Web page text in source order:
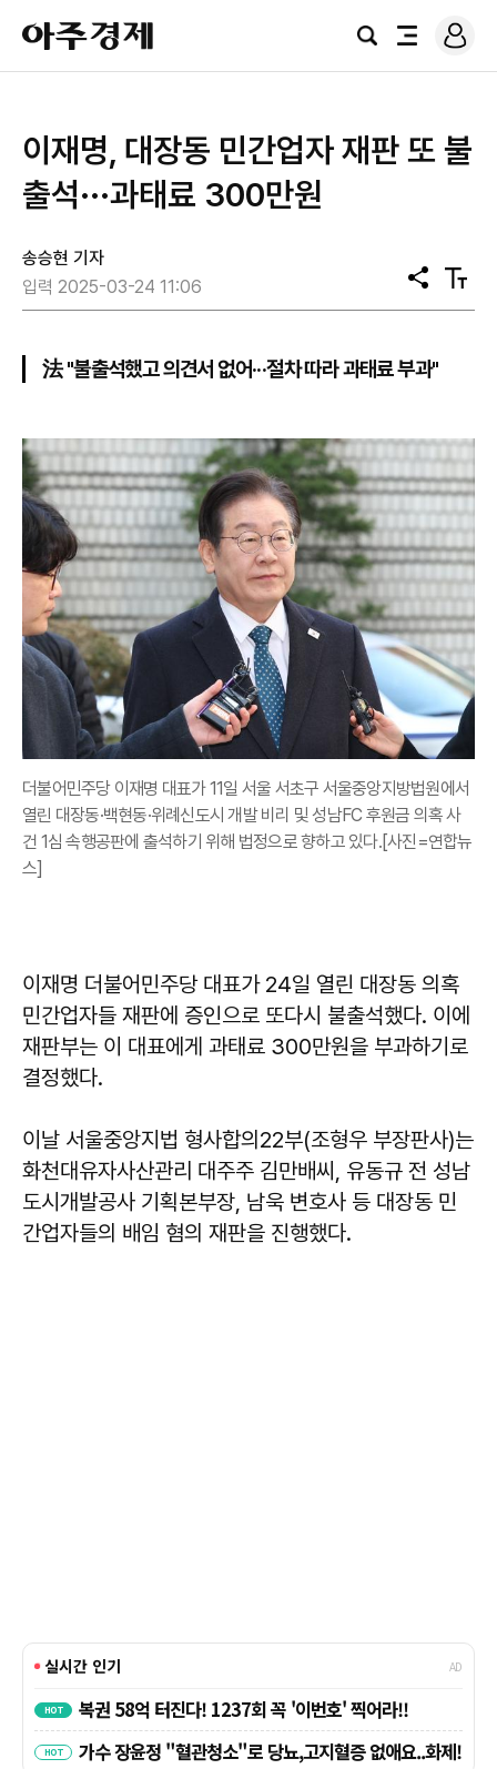
아
주
경
검
전
로
그
이재명, 대장동 민간업자 재판 또 불
출석···과태료 300만원
송승현 기자
입력 2025-03-24 11:06
공
유
텍
스
法 "불출석했고 의견서 없어···절차 따라 과태료 부과"
더불어민주당 이재명 대표가 11일 서울 서초구 서울중앙지방법원에서
열린 대장동·백현동·위례신도시 개발 비리 및 성남FC 후원금 의혹 사
건 1심 속행공판에 출석하기 위해 법정으로 향하고 있다.[사진=연합뉴
스]
이재명 더불어민주당 대표가 24일 열린 대장동 의혹
민간업자들 재판에 증인으로 또다시 불출석했다. 이에
재판부는 이 대표에게 과태료 300만원을 부과하기로
결정했다.
이날 서울중앙지법 형사합의22부(조형우 부장판사)는
화천대유자사산관리 대주주 김만배씨, 유동규 전 성남
도시개발공사 기획본부장, 남욱 변호사 등 대장동 민
간업자들의 배임 혐의 재판을 진행했다.